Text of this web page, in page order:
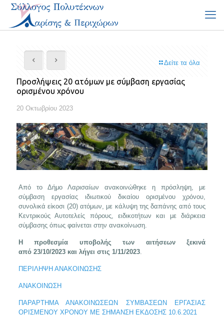
Δείτε τα όλα
Προσλήψεις 20 ατόμων με σύμβαση εργασίας
ορισμένου χρόνου
20 Οκτωβρίου 2023
Από το Δήμο Λαρισαίων ανακοινώθηκε η πρόσληψη, με
σύμβαση εργασίας ιδιωτικού δικαίου ορισμένου χρόνου,
συνολικά είκοσι (20) ατόμων, με κάλυψη της δαπάνης από τους
Κεντρικούς Αυτοτελείς πόρους, ειδικοτήτων και με διάρκεια
σύμβασης όπως φαίνεται στην ανακοίνωση.
Η προθεσμία υποβολής των αιτήσεων ξεκινά
από 23/10/2023 και λήγει στις 1/11/2023.
ΠΕΡΙΛΗΨΗ ΑΝΑΚΟΙΝΩΣΗΣ
ΑΝΑΚΟΙΝΩΣΗ
ΠΑΡΑΡΤΗΜΑ ΑΝΑΚΟΙΝΩΣΕΩΝ ΣΥΜΒΑΣΕΩΝ ΕΡΓΑΣΙΑΣ
ΟΡΙΣΜΕΝΟΥ ΧΡΟΝΟΥ ΜΕ ΣΗΜΑΝΣΗ ΕΚΔΟΣΗΣ 10.6.2021